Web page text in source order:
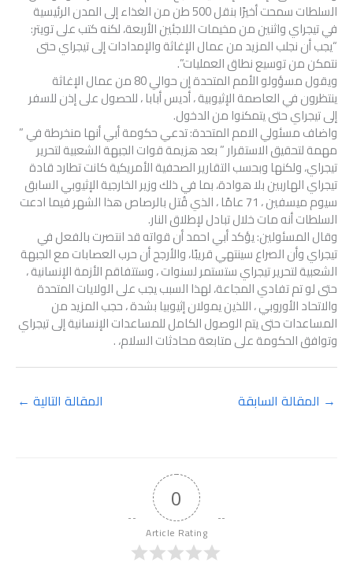
السلطات سمحت أخيرًا بنقل 500 طن من الغذاء إلى المدن الرئيسية
في تيجراي واثنين من مخيمات اللاجئين الأربعة، لكنه كتب على تويتر:
“يجب أن نجلب المزيد من عمال الإغاثة والإمدادات إلى تيجراي حتى
نتمكن من توسيع نطاق العمليات”.
ويقول مسؤولو الأمم المتحدة إن حوالي 80 من عمال الإغاثة
ينتظرون في العاصمة الإثيوبية ، أديس أبابا ، للحصول على إذن للسفر
إلى تيجراي حتى يتمكنوا من الدخول.
واضاف مسئولي الامم المتحدة: تدعي حكومة أبي أنها منخرطة في ”
مهمة لتحقيق الاستقرار ” بعد هزيمة قوات الجبهة الشعبية لتحرير
تيجراي، ولكنها وبحسب التقارير الصحفية الأمريكية كانت تطارد قادة
تيجراي الهاربين بلا هوادة، بما في ذلك وزير الخارجية الإثيوبي السابق
سيوم ميسفين ، 71 عامًا ، الذي قُتل بالرصاص هذا الشهر فيما ادعت
السلطات أنه مات خلال تبادل لإطلاق النار.
وقال المسئولين: يؤكد أبي احمد أن قواته قد انتصرت بالفعل في
تيجراي وأن الصراع سينتهي قريبًا، والأرجح أن حرب العصابات مع الجبهة
الشعبية لتحرير تيجراي ستستمر لسنوات ، وستتفاقم الأزمة الإنسانية ،
حتى لو تم تفادي المجاعة، لهذا السبب يجب على الولايات المتحدة
والاتحاد الأوروبي ، اللذين يمولان إثيوبيا بشدة ، حجب المزيد من
المساعدات حتى يتم الوصول الكامل للمساعدات الإنسانية إلى تيجراي
وتوافق الحكومة على متابعة محادثات السلام، .
→ المقالة السابقة المقالة التالية ←
0
Article Rating